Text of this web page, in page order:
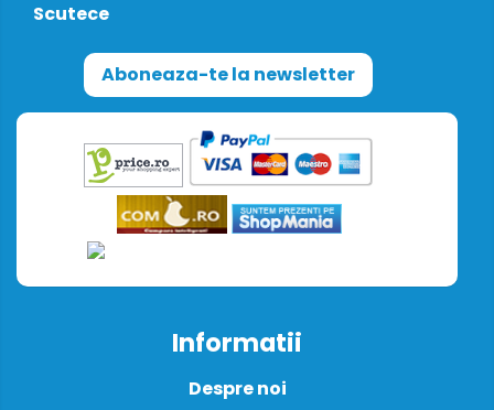
Scutece
Aboneaza-te la newsletter
Informatii
Despre noi